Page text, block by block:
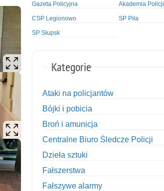
Gazeta Policyjna Akademia Policji
CSP Legionowo SP Piła
SP Słupsk
Kategorie
Ataki na policjantów
Bójki i pobicia
Broń i amunicja
Centralne Biuro Śledcze Policji
Dzieła sztuki
Fałszerstwa
Fałszywe alarmy